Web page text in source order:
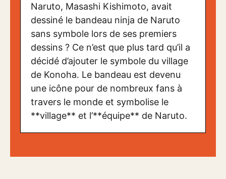
Naruto, Masashi Kishimoto, avait
dessiné le bandeau ninja de Naruto
sans symbole lors de ses premiers
dessins ? Ce n’est que plus tard qu’il a
décidé d’ajouter le symbole du village
de Konoha. Le bandeau est devenu
une icône pour de nombreux fans à
travers le monde et symbolise le
**village** et l’**équipe** de Naruto.